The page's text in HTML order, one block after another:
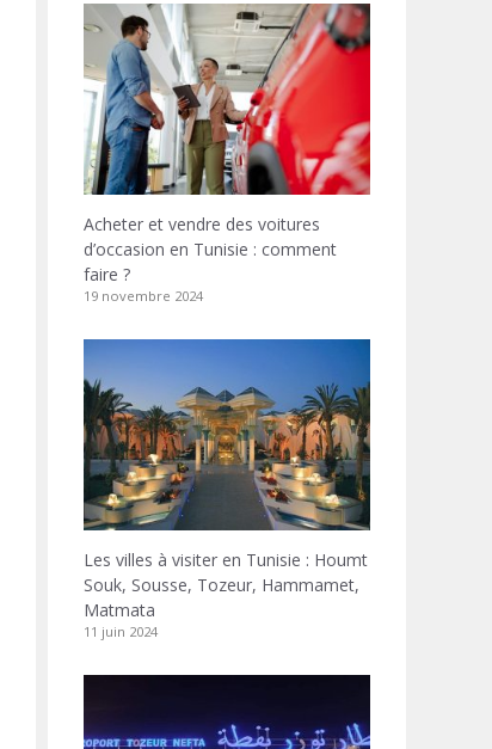
Acheter et vendre des voitures
d’occasion en Tunisie : comment
faire ?
19 novembre 2024
Les villes à visiter en Tunisie : Houmt
Souk, Sousse, Tozeur, Hammamet,
Matmata
11 juin 2024